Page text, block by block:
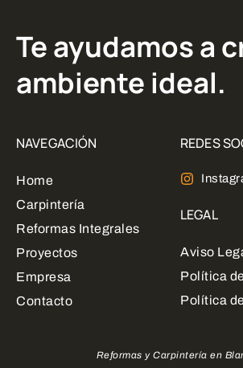
Te ayudamos a
ambiente ideal.
NAVEGACIÓN
Home
Carpintería
Reformas Integrales
Proyectos
Empresa
Contacto
REDES
LEGAL
Aviso
Política
Política
Reformas y Carpintería en